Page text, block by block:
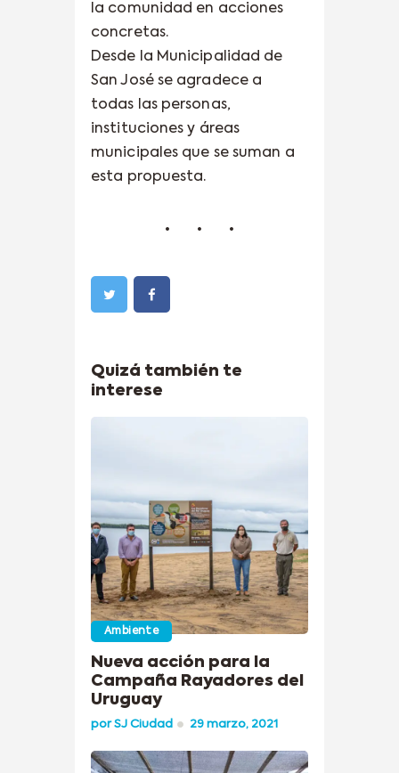
la comunidad en acciones
concretas.
Desde la Municipalidad de
San José se agradece a
todas las personas,
instituciones y áreas
municipales que se suman a
esta propuesta.
Quizá también te
interese
Ambiente
Nueva acción para la
Campaña Rayadores del
Uruguay
porSJ Ciudad 29 marzo, 2021